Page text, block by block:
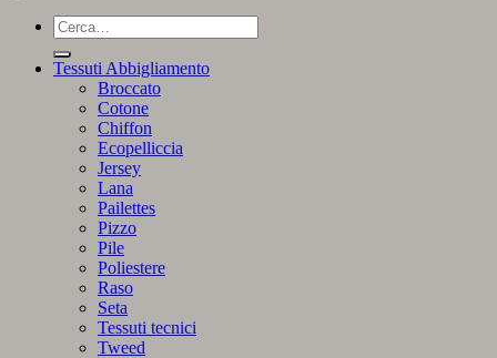
Cerca:
Tessuti Abbigliamento
Broccato
Cotone
Chiffon
Ecopelliccia
Jersey
Lana
Pailettes
Pizzo
Pile
Poliestere
Raso
Seta
Tessuti tecnici
Tweed